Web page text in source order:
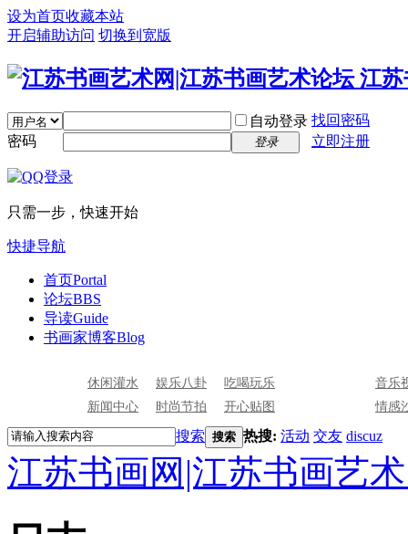
设为首页收藏本站
开启辅助访问 切换到宽版
自动登录 找回密码
密码
登录 立即注册
只需一步，快速开始
快捷导航
首页Portal
论坛BBS
导读Guide
书画家博客Blog
休闲灌水 娱乐八卦
吃喝玩乐
新闻中心
时尚节拍 开心贴图
音乐
情感
搜索 搜索 热搜: 活动 交友 discuz
江苏书画网|江苏书画艺